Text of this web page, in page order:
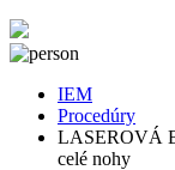
IEM
Procedúry
LASEROVÁ
celé nohy